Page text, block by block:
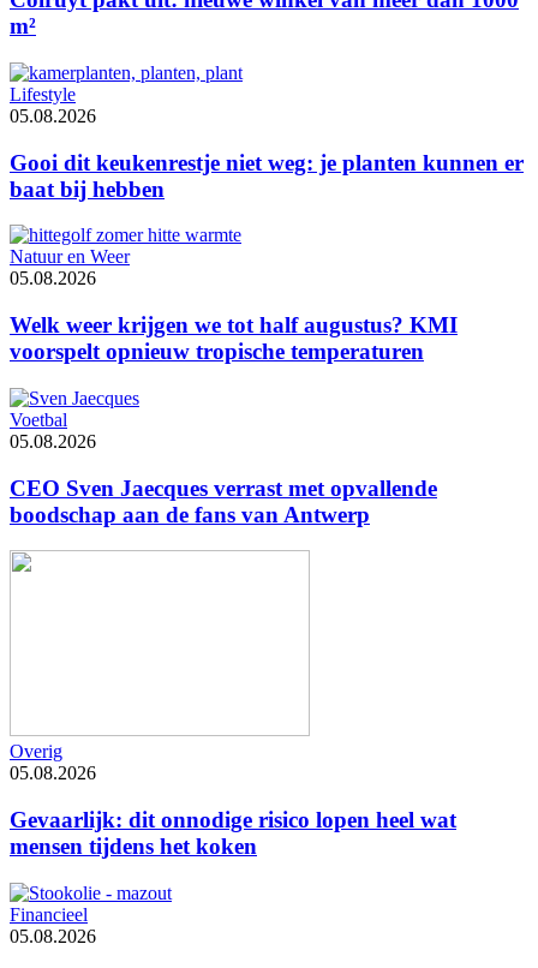
m²
Lifestyle
05.08.2026
Gooi dit keukenrestje niet weg: je planten kunnen er
baat bij hebben
Natuur en Weer
05.08.2026
Welk weer krijgen we tot half augustus? KMI
voorspelt opnieuw tropische temperaturen
Voetbal
05.08.2026
CEO Sven Jaecques verrast met opvallende
boodschap aan de fans van Antwerp
Overig
05.08.2026
Gevaarlijk: dit onnodige risico lopen heel wat
mensen tijdens het koken
Financieel
05.08.2026